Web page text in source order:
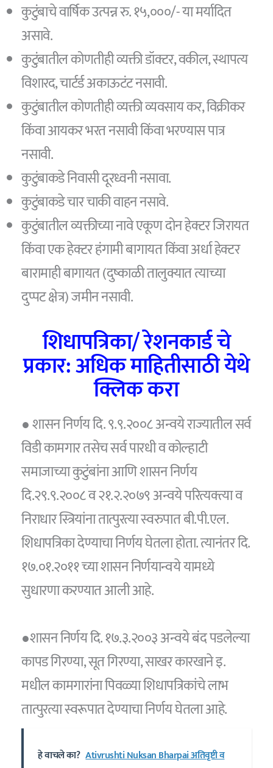
कुटुंबाचे वार्षिक उत्पन्न रु. १५,०००/- या मर्यादित
असावे.
कुटुंबातील कोणतीही व्यक्ती डॉक्टर, वकील, स्थापत्य
विशारद, चार्टर्ड अकाऊटंट नसावी.
कुटुंबातील कोणतीही व्यक्ती व्यवसाय कर, विक्रीकर
किंवा आयकर भरत नसावी किंवा भरण्यास पात्र
नसावी.
कुटुंबाकडे निवासी दूरध्वनी नसावा.
कुटुंबाकडे चार चाकी वाहन नसावे.
कुटुंबातील व्यक्तीच्या नावे एकूण दोन हेक्टर जिरायत
किंवा एक हेक्टर हंगामी बागायत किंवा अर्धा हेक्टर
बारामाही बागायत (दुष्काळी तालुक्यात त्याच्या
दुप्पट क्षेत्र) जमीन नसावी.
शिधापत्रिका/ रेशनकार्ड चे
प्रकार: अधिक माहितीसाठी येथे
क्लिक करा
● शासन निर्णय दि. ९.९.२००८ अन्वये राज्यातील सर्व
विडी कामगार तसेच सर्व पारधी व कोल्हाटी
समाजाच्या कुटुंबांना आणि शासन निर्णय
दि.२९.९.२००८ व २१.२.२०७९ अन्वये परित्यक्त्या व
निराधार स्त्रियांना तात्पुरत्या स्वरुपात बी.पी.एल.
शिधापत्रिका देण्याचा निर्णय घेतला होता. त्यानंतर दि.
१७.०१.२०११ च्या शासन निर्णयान्वये यामध्ये
सुधारणा करण्यात आली आहे.
●शासन निर्णय दि. १७.३.२००३ अन्वये बंद पडलेल्या
कापड गिरण्या, सूत गिरण्या, साखर कारखाने इ.
मधील कामगारांना पिवळ्या शिधापत्रिकांचे लाभ
तात्पुरत्या स्वरूपात देण्याचा निर्णय घेतला आहे.
हे वाचले का? Ativrushti Nuksan Bharpai अतिवृष्टी व